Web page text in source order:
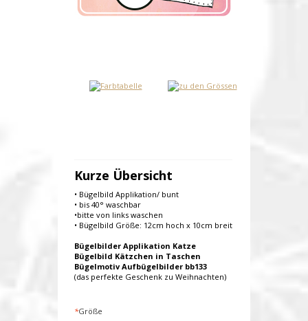
Kurze Übersicht
• Bügelbild Applikation/ bunt
• bis 40° waschbar
•bitte von links waschen
• Bügelbild Größe: 12cm hoch x 10cm breit
Bügelbilder Applikation Katze
Bügelbild Kätzchen in Taschen
Bügelmotiv Aufbügelbilder bb133
(das perfekte Geschenk zu Weihnachten)
*Größe